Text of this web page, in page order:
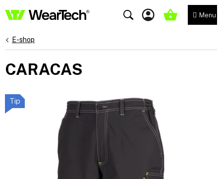
na
NÁKUPNÍ
E-shop
CARACAS
Tip